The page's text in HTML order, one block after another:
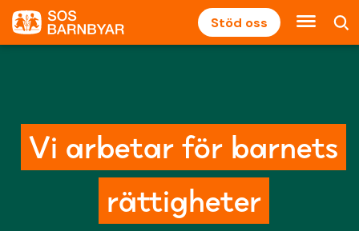
Stöd oss
Vi arbetar för barnets
rättigheter